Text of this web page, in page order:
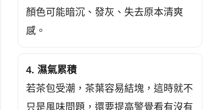
顏色可能暗沉、發灰、失去原本清爽
感。
4. 濕氣累積
若茶包受潮，茶葉容易結塊，這時就不
只是風味問題，還要提高警覺看有沒有